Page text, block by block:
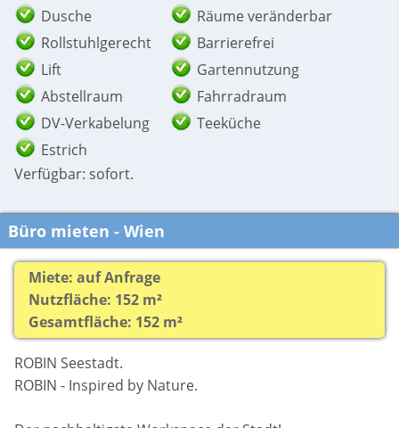
Dusche
Räume veränderbar
Rollstuhlgerecht
Barrierefrei
Lift
Gartennutzung
Abstellraum
Fahrradraum
DV-Verkabelung
Teeküche
Estrich
Verfügbar: sofort.
Büro mieten - Wien
Miete: auf Anfrage
Nutzfläche: 152 m²
Gesamtfläche: 152 m²
ROBIN Seestadt.
ROBIN - Inspired by Nature.